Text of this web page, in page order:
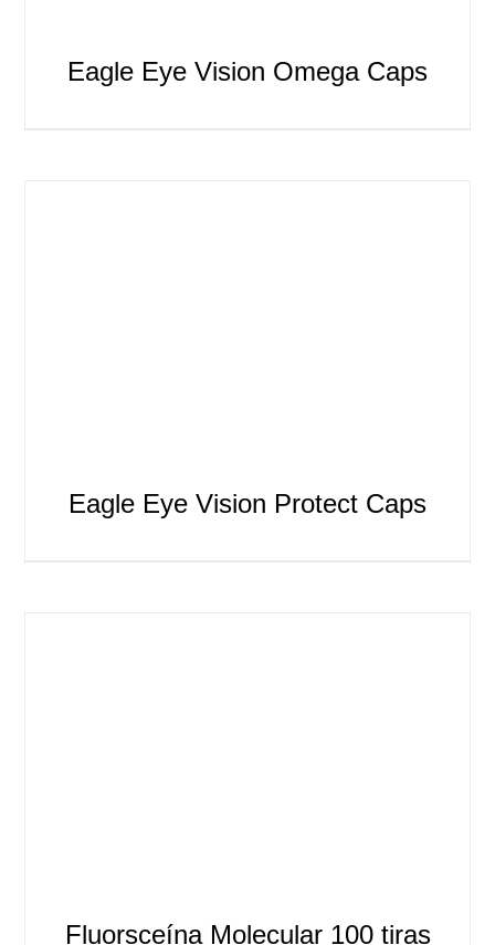
Eagle Eye Vision Omega Caps
Eagle Eye Vision Protect Caps
Fluorsceína Molecular 100 tiras